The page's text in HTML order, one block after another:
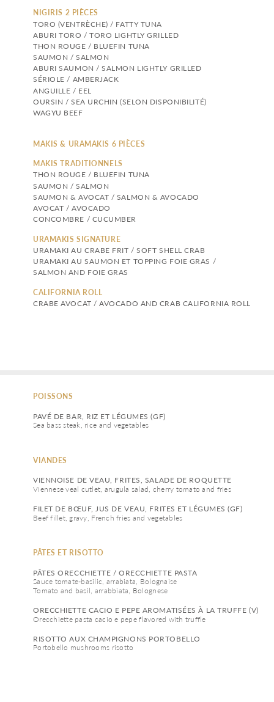
NIGIRIS 2 PIÈCES
TORO (VENTRÈCHE) / FATTY TUNA
ABURI TORO / TORO LIGHTLY GRILLED
THON ROUGE / BLUEFIN TUNA
SAUMON / SALMON
ABURI SAUMON / SALMON LIGHTLY GRILLED
SÉRIOLE / AMBERJACK
ANGUILLE / EEL
OURSIN / SEA URCHIN (SELON DISPONIBILITÉ)
WAGYU BEEF
MAKIS & URAMAKIS 6 PIÈCES
MAKIS TRADITIONNELS
THON ROUGE / BLUEFIN TUNA
SAUMON / SALMON
SAUMON & AVOCAT / SALMON & AVOCADO
AVOCAT / AVOCADO
CONCOMBRE / CUCUMBER
URAMAKIS SIGNATURE
URAMAKI AU CRABE FRIT / SOFT SHELL CRAB
URAMAKI AU SAUMON ET TOPPING FOIE GRAS /
SALMON AND FOIE GRAS
CALIFORNIA ROLL
CRABE AVOCAT / AVOCADO AND CRAB CALIFORNIA ROLL
POISSONS
PAVÉ DE BAR, RIZ ET LÉGUMES (GF)
Sea bass steak, rice and vegetables
VIANDES
VIENNOISE DE VEAU, FRITES, SALADE DE ROQUETTE
Viennese veal cutlet, arugula salad, cherry tomato and fries
FILET DE BŒUF, JUS DE VEAU, FRITES ET LÉGUMES (GF)
Beef fillet, gravy, French fries and vegetables
PÂTES ET RISOTTO
PÂTES ORECCHIETTE / ORECCHIETTE PASTA
Sauce tomate-basilic, arrabiata, Bolognaise
Tomato and basil, arrabbiata, Bolognese
ORECCHIETTE CACIO E PEPE AROMATISÉES À LA TRUFFE (V)
Orecchiette pasta cacio e pepe flavored with truffle
RISOTTO AUX CHAMPIGNONS PORTOBELLO
Portobello mushrooms risotto